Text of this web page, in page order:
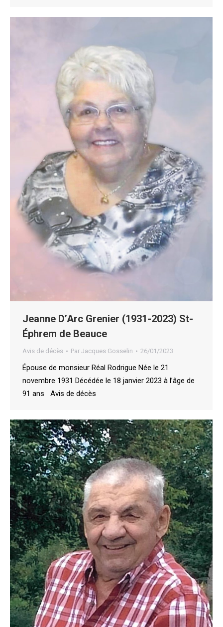
Jeanne D’Arc Grenier (1931-2023) St-
Éphrem de Beauce
Avis de décès Par Jacques Gosselin 26/01/2023
Épouse de monsieur Réal Rodrigue Née le 21
novembre 1931 Décédée le 18 janvier 2023 à l’âge de
91 ans Avis de décès